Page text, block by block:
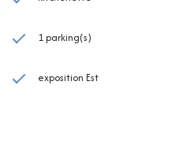
1 parking(s)
exposition Est